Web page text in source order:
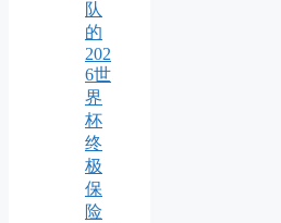
队
的
202
6世
界
杯
终
极
保
险